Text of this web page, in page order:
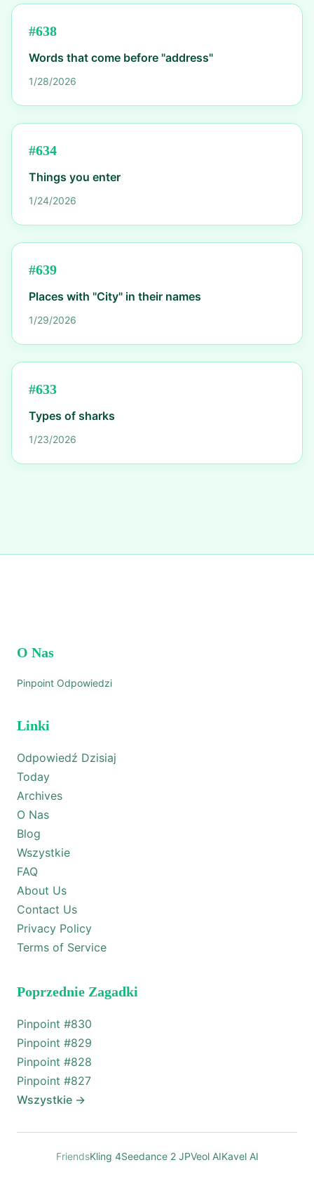
#638
Words that come before "address"
1/28/2026
#634
Things you enter
1/24/2026
#639
Places with "City" in their names
1/29/2026
#633
Types of sharks
1/23/2026
O Nas
Pinpoint Odpowiedzi
Linki
Odpowiedź Dzisiaj
Today
Archives
O Nas
Blog
Wszystkie
FAQ
About Us
Contact Us
Privacy Policy
Terms of Service
Poprzednie Zagadki
Pinpoint #830
Pinpoint #829
Pinpoint #828
Pinpoint #827
Wszystkie →
FriendsKling 4Seedance 2 JPVeol AIKavel AI